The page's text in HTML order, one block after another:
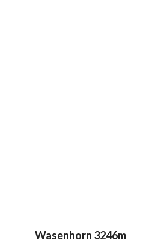
Wasenhorn 3246m